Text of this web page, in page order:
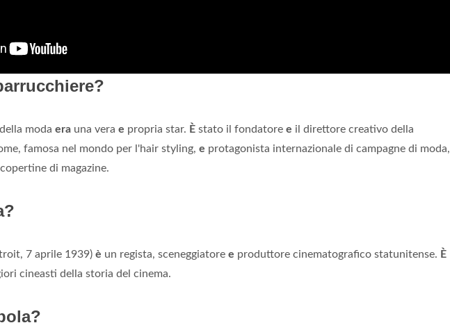
moda era una vera e propria star. È stato il fondatore e il direttore creativo della
famosa nel mondo per l'hair styling, e protagonista internazionale di campagne di moda,
di magazine.
7 aprile 1939) è un regista, sceneggiatore e produttore cinematografico statunitense. È
cineasti della storia del cinema.